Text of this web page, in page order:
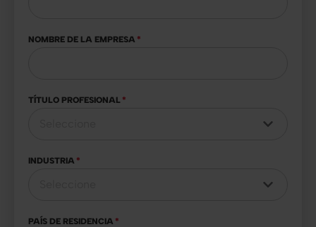
NOMBRE DE LA EMPRESA *
TÍTULO PROFESIONAL *
INDUSTRIA *
PAÍS DE RESIDENCIA *